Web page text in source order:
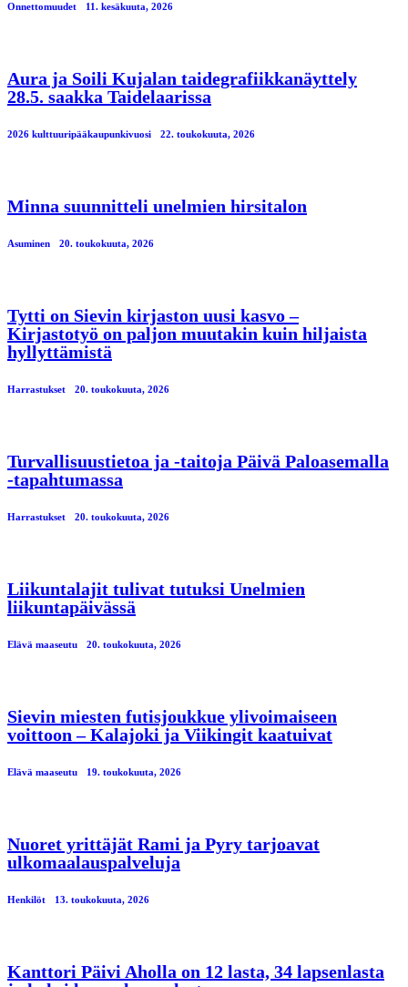
Onnettomuudet 11. kesäkuuta, 2026
Aura ja Soili Kujalan taidegrafiikkanäyttely
28.5. saakka Taidelaarissa
2026 kulttuuripääkaupunkivuosi 22. toukokuuta, 2026
Minna suunnitteli unelmien hirsitalon
Asuminen 20. toukokuuta, 2026
Tytti on Sievin kirjaston uusi kasvo –
Kirjastotyö on paljon muutakin kuin hiljaista
hyllyttämistä
Harrastukset 20. toukokuuta, 2026
Turvallisuustietoa ja -taitoja Päivä Paloasemalla
-tapahtumassa
Harrastukset 20. toukokuuta, 2026
Liikuntalajit tulivat tutuksi Unelmien
liikuntapäivässä
Elävä maaseutu 20. toukokuuta, 2026
Sievin miesten futisjoukkue ylivoimaiseen
voittoon – Kalajoki ja Viikingit kaatuivat
Elävä maaseutu 19. toukokuuta, 2026
Nuoret yrittäjät Rami ja Pyry tarjoavat
ulkomaalauspalveluja
Henkilöt 13. toukokuuta, 2026
Kanttori Päivi Aholla on 12 lasta, 34 lapsenlasta